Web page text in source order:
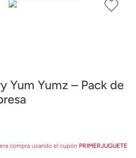
Yum Yumz – Pack de
compra usando el cupón PRIMERJUGUETE